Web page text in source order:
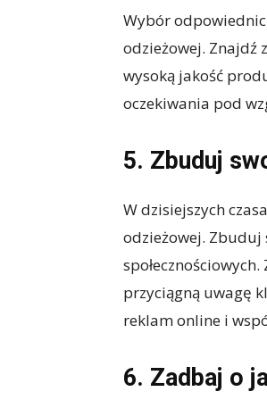
Wybór
odzieżowej. Znajdź
wysoką jakość
oczekiwania pod
5. Zbuduj
W dzisiejszych
odzieżowej. Zbuduj
przyciągną uwagę
reklam online i
6. Zadbaj o